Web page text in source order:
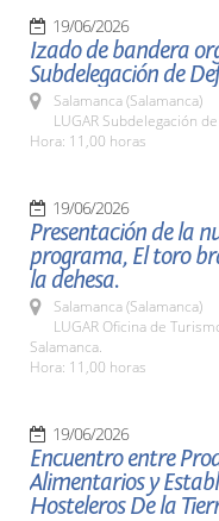
19/06/2026
Izado de bandera
Subdelegación de
Salamanca (Salamanca)
LUGAR Subdelegación
Hora: 11,00 horas
19/06/2026
Presentación de la
programa, El toro
la dehesa.
Salamanca (Salamanca)
LUGAR Oficina de
Salamanca.
Hora: 11,00 horas
19/06/2026
Encuentro entre
Alimentarios y
Hosteleros De la